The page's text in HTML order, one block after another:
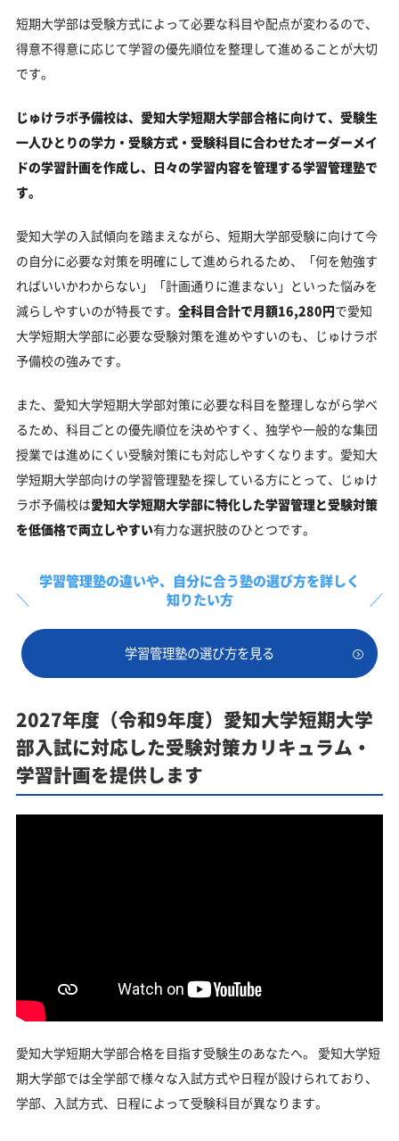
短期大学部は受験方式によって必要な科目や配点が変わるので、
得意不得意に応じて学習の優先順位を整理して進めることが大切
です。
じゅけラボ予備校は、愛知大学短期大学部合格に向けて、受験生
一人ひとりの学力・受験方式・受験科目に合わせたオーダーメイ
ドの学習計画を作成し、日々の学習内容を管理する学習管理塾で
す。
愛知大学の入試傾向を踏まえながら、短期大学部受験に向けて今
の自分に必要な対策を明確にして進められるため、「何を勉強す
ればいいかわからない」「計画通りに進まない」といった悩みを
減らしやすいのが特長です。 全科目合計で月額16,280円で愛知
大学短期大学部に必要な受験対策を進めやすいのも、じゅけラボ
予備校の強みです。
また、愛知大学短期大学部対策に必要な科目を整理しながら学べ
るため、科目ごとの優先順位を決めやすく、独学や一般的な集団
授業では進めにくい受験対策にも対応しやすくなります。愛知大
学短期大学部向けの学習管理塾を探している方にとって、じゅけ
ラボ予備校は愛知大学短期大学部に特化した学習管理と受験対策
を低価格で両立しやすい有力な選択肢のひとつです。
学習管理塾の違いや、 自分に合う塾の選び方を詳しく
知りたい方
学習管理塾の選び方を見る
2027年度（令和9年度）愛知大学短期大学
部入試に対応した受験対策カリキュラム・
学習計画を提供します
愛知大学短期大学部合格を目指す受験生のあなたへ。 愛知大学短
期大学部では全学部で様々な入試方式や日程が設けられており、
学部、入試方式、日程によって受験科目が異なります。